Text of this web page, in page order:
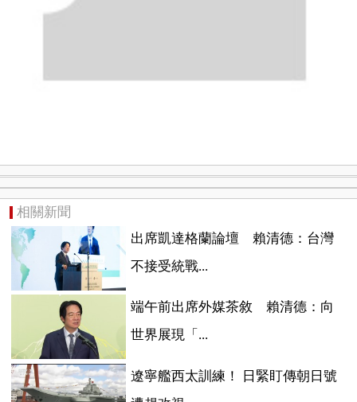
相關新聞
出席凱達格蘭論壇 賴清德：台灣
不接受統戰...
端午前出席外媒茶敘 賴清德：向
世界展現「...
遼寧艦西太訓練！ 日緊盯傳朝日號